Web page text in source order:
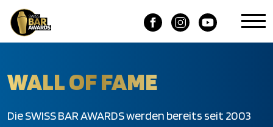
WALL OF FAME
Die SWISS BAR AWARDS werden bereits seit 2003